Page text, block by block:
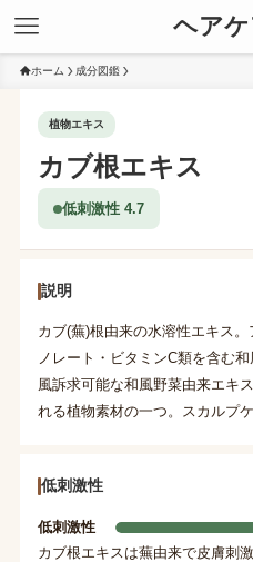
ヘア
ホーム 成分図鑑
植物エキス
カブ根エキス
低刺激性 4.7
説明
カブ(蕪)根由来の水溶性エキス
ノレート・ビタミンC類を含む
風訴求可能な和風野菜由来エキ
れる植物素材の一つ。スカルプ
低刺激性
低刺激性
カブ根エキスは蕪由来で皮膚刺